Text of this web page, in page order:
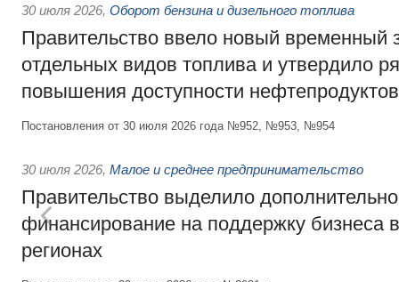
30 июля 2026, Оборот бензина и дизельного топлива
Правительство ввело новый временный
отдельных видов топлива и утвердило
повышения доступности нефтепродуктов
Постановления от 30 июля 2026 года №952, №953, №954
30 июля 2026, Малое и среднее предпринимательство
Правительство выделило
финансирование на поддержку бизнеса
регионах